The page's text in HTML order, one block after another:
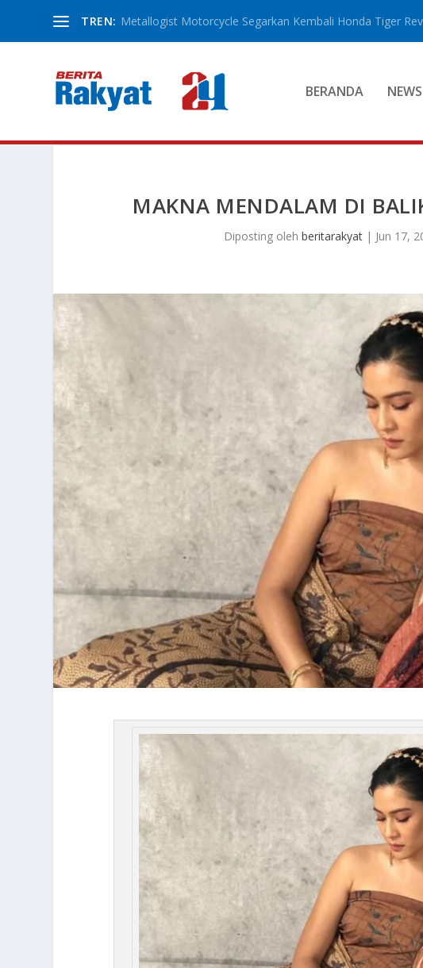
TREN: Metallogist Motorcycle Segarkan Kembali Honda Tiger
BERANDA NEWS
MAKNA MENDALAM DI
Diposting olehberitarakyat | Jun 17,